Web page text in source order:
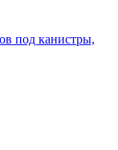
под канистры,